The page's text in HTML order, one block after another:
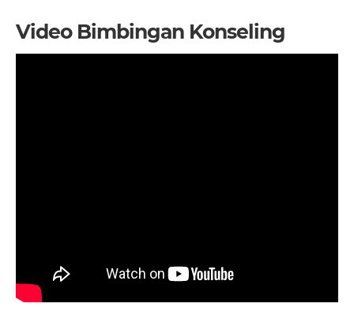
Video Bimbingan Konseling